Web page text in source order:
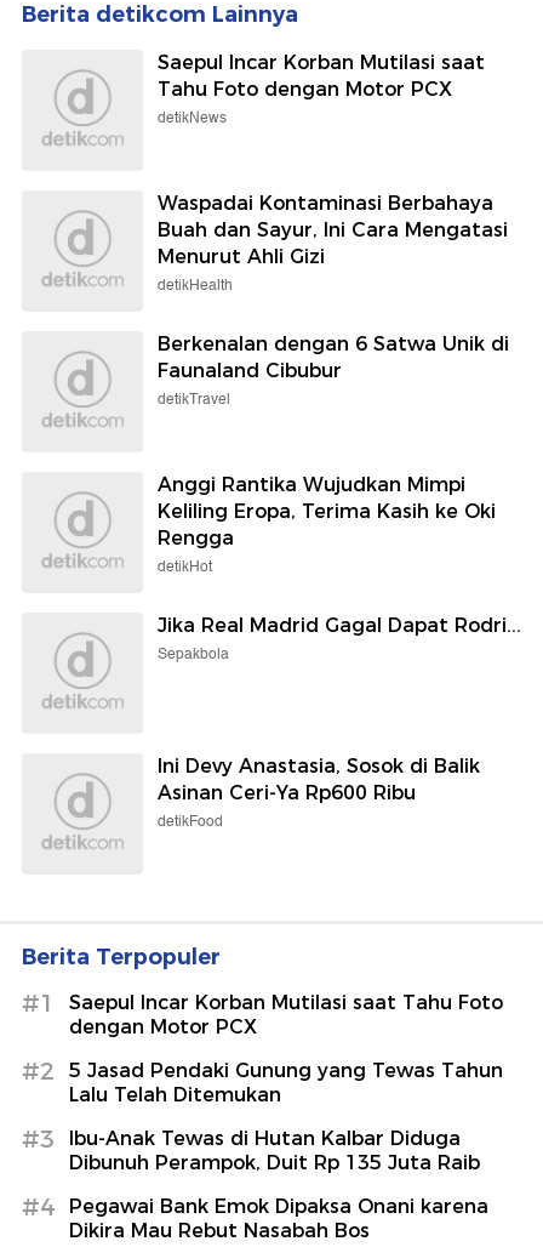
Berita detikcom Lainnya
Saepul Incar Korban Mutilasi saat
Tahu Foto dengan Motor PCX
detikNews
Waspadai Kontaminasi Berbahaya
Buah dan Sayur, Ini Cara Mengatasi
Menurut Ahli Gizi
detikHealth
Berkenalan dengan 6 Satwa Unik di
Faunaland Cibubur
detikTravel
Anggi Rantika Wujudkan Mimpi
Keliling Eropa, Terima Kasih ke Oki
Rengga
detikHot
Jika Real Madrid Gagal Dapat Rodri...
Sepakbola
Ini Devy Anastasia, Sosok di Balik
Asinan Ceri-Ya Rp600 Ribu
detikFood
Berita Terpopuler
#1
Saepul Incar Korban Mutilasi saat Tahu Foto
dengan Motor PCX
#2
5 Jasad Pendaki Gunung yang Tewas Tahun
Lalu Telah Ditemukan
#3
Ibu-Anak Tewas di Hutan Kalbar Diduga
Dibunuh Perampok, Duit Rp 135 Juta Raib
#4
Pegawai Bank Emok Dipaksa Onani karena
Dikira Mau Rebut Nasabah Bos